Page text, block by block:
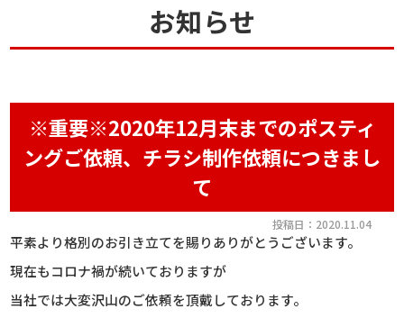
お知らせ
※重要※2020年12月末までのポスティ
ングご依頼、チラシ制作依頼につきまし
て
投稿日：2020.11.04
平素より格別のお引き立てを賜りありがとうございます。
現在もコロナ禍が続いておりますが
当社では大変沢山のご依頼を頂戴しております。